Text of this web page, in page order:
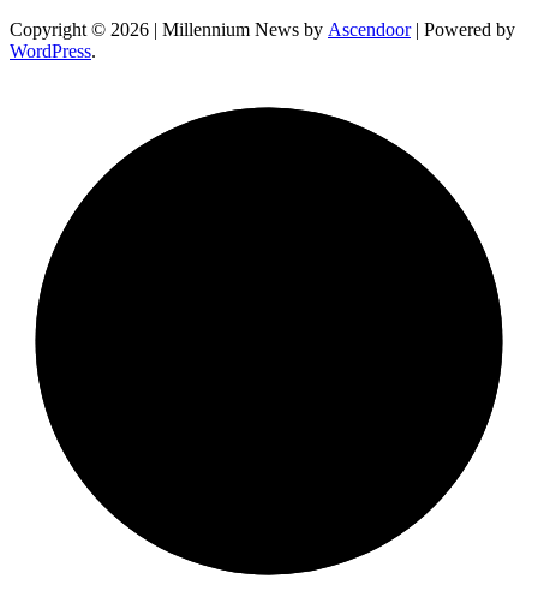
Copyright © 2026 | Millennium News by Ascendoor| Powered by
WordPress.